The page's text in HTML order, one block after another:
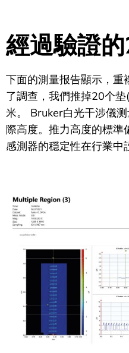
經過驗證
下面的測量报告顯示，重
了調查，我們推掉20个
米。 Bruker白光干涉儀
際高度。推力高度的標準
感測器的穩定性在行業中